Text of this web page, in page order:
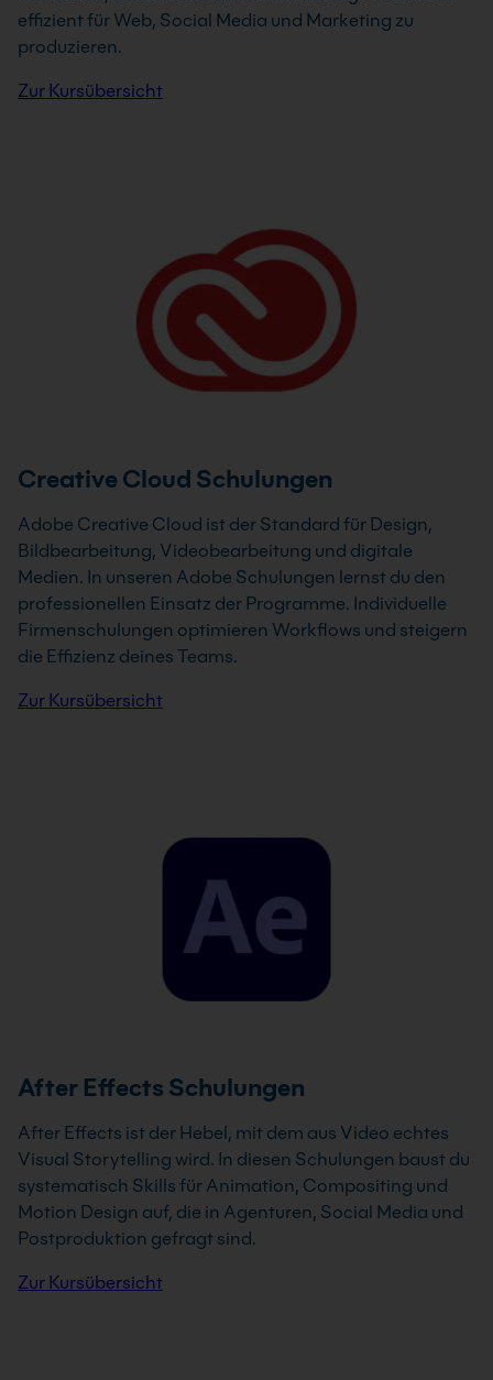
effizient für Web, Social Media und Marketing zu
produzieren.
Zur Kursübersicht
Creative Cloud Schulungen
Adobe Creative Cloud ist der Standard für Design,
Bildbearbeitung, Videobearbeitung und digitale
Medien. In unseren Adobe Schulungen lernst du den
professionellen Einsatz der Programme. Individuelle
Firmenschulungen optimieren Workflows und steigern
die Effizienz deines Teams.
Zur Kursübersicht
After Effects Schulungen
After Effects ist der Hebel, mit dem aus Video echtes
Visual Storytelling wird. In diesen Schulungen baust du
systematisch Skills für Animation, Compositing und
Motion Design auf, die in Agenturen, Social Media und
Postproduktion gefragt sind.
Zur Kursübersicht